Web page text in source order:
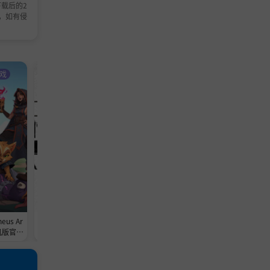
后的2
如有侵
Ar
官中